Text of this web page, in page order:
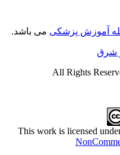
آموزش پزشکیمی باشد.
This work is licensed